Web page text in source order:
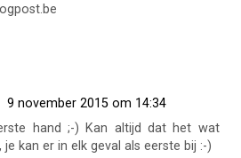
9 november 2015 om 14:34
hand ;-) Kan altijd dat het wat
kan er in elk geval als eerste bij :-)